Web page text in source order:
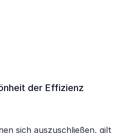
der Effizienz
sich auszuschließen, gilt